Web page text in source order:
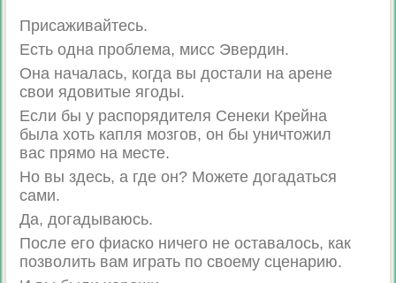
Присаживайтесь.
Есть одна проблема, мисс Эвердин.
Она началась, когда вы достали на арене
свои ядовитые ягоды.
Если бы у распорядителя Сенеки Крейна
была хоть капля мозгов, он бы уничтожил
вас прямо на месте.
Но вы здесь, а где он? Можете догадаться
сами.
Да, догадываюсь.
После его фиаско ничего не оставалось, как
позволить вам играть по своему сценарию.